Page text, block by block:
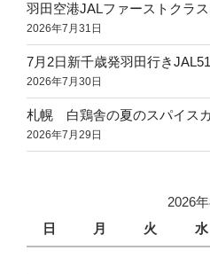
羽田空港JALファーストクラ
2026年7月31日
7月2日新千歳発羽田行き
2026年7月30日
札幌 白鶏舎の夏のスパイス
2026年7月29日
2026
日
月 火 水